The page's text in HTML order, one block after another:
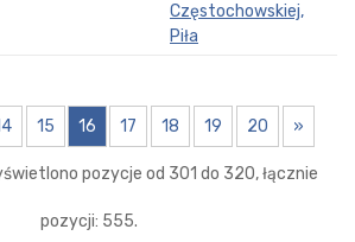
Częstochowskiej,
Piła
15 16 17 18 19 20 »
pozycje od 301 do 320, łącznie
pozycji: 555.